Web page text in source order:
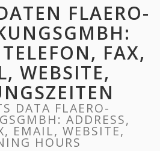
FLAERO-
FAX,
WEBSITE,
DATA FLAERO-
ADDRESS,
EMAIL, WEBSITE,
HOURS